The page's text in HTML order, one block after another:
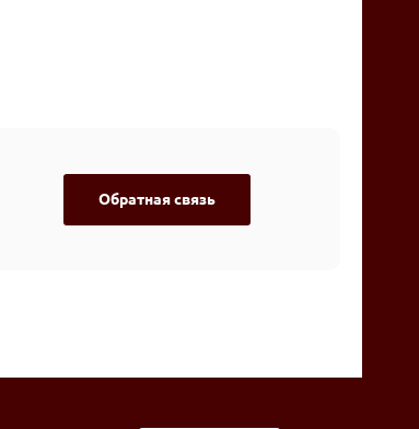
Обратная связь